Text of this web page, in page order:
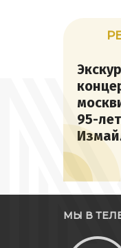
95-
МЫ В